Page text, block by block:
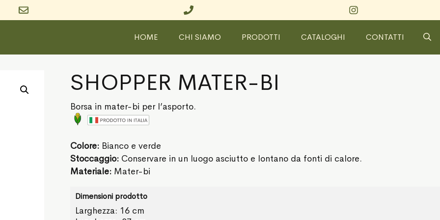
HOME CHI SIAMO PRODOTTI CATALOGHI CONTATTI
SHOPPER MATER-BI
Borsa in mater-bi per l’asporto.
Colore: Bianco e verde
Stoccaggio: Conservare in un luogo asciutto e lontano da fonti di calore.
Materiale: Mater-bi
Dimensioni prodotto
Larghezza: 16 cm